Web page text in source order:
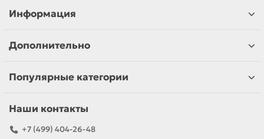
Информация
Дополнительно
Популярные категории
Наши контакты
+7 (499) 404-26-48